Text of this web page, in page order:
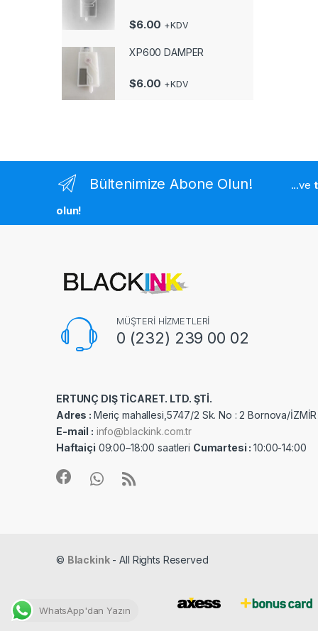
$6.00 +KDV
XP600 DAMPER
$6.00 +KDV
Bültenimize Abone Olun! ...ve
olun!
MÜŞTERİ HİZMETLERİ
0 (232) 239 00 02
ERTUNÇ DIŞ TİCARET. LTD. ŞTİ.
Adres : Meriç mahallesi,5747/2 Sk. No : 2 Bornova/İZMİR
E-mail : info@blackink.com.tr
Haftaiçi 09:00–18:00 saatleri Cumartesi :10:00-14:00
© Blackink- All Rights Reserved
WhatsApp'dan Yazın